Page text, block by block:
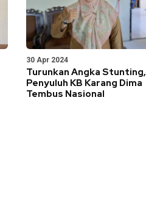
30 Apr 2024
Turunkan Angka Stunting,
Penyuluh KB Karang Dima
Tembus Nasional